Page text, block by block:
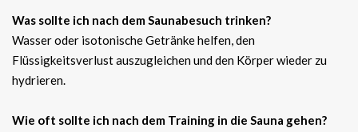
Was sollte ich nach dem Saunabesuch trinken?
Wasser oder isotonische Getränke helfen, den
Flüssigkeitsverlust auszugleichen und den Körper wieder zu
hydrieren.
Wie oft sollte ich nach dem Training in die Sauna gehen?